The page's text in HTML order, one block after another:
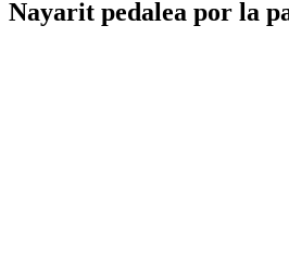
Nayarit pedalea por la